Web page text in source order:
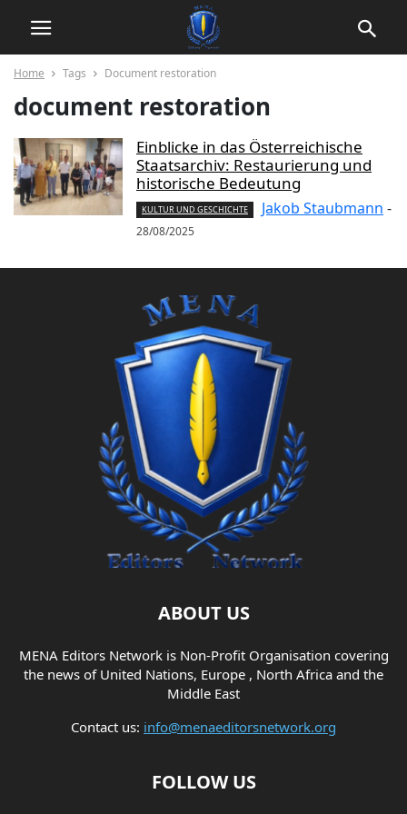
Home Tags Document restoration
document restoration
Einblicke in das Österreichische
Staatsarchiv: Restaurierung und
historische Bedeutung
KULTUR UND GESCHICHTE Jakob Staubmann -
28/08/2025
ABOUT US
MENA Editors Network is Non-Profit Organisation covering
the news of United Nations, Europe , North Africa and the
Middle East
Contact us: info@menaeditorsnetwork.org
FOLLOW US